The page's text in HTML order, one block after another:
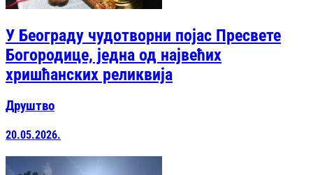
У Београду чудотворни појас Пресвете
Богородице, једна од највећих
хришћанских реликвија
Друштво
20.05.2026.